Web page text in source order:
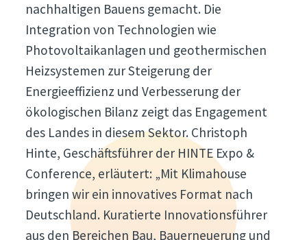
nachhaltigen Bauens gemacht. Die
Integration von Technologien wie
Photovoltaikanlagen und geothermischen
Heizsystemen zur Steigerung der
Energieeffizienz und Verbesserung der
ökologischen Bilanz zeigt das Engagement
des Landes in diesem Sektor. Christoph
Hinte, Geschäftsführer der HINTE Expo &
Conference, erläutert: „Mit Klimahouse
bringen wir ein innovatives Format nach
Deutschland. Kuratierte Innovationsführer
aus den Bereichen Bau, Bauerneuerung und